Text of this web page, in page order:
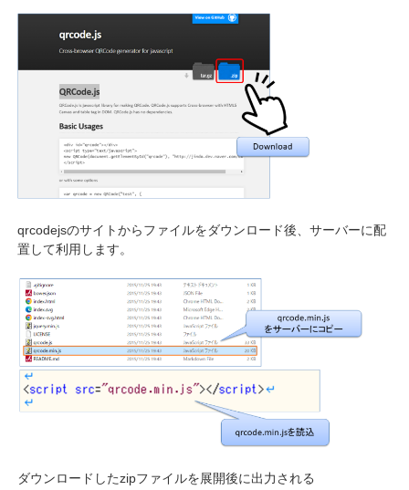
qrcodejsのサイトからファイルをダウンロード後、サーバーに配
置して利用します。
ダウンロードしたzipファイルを展開後に出力される